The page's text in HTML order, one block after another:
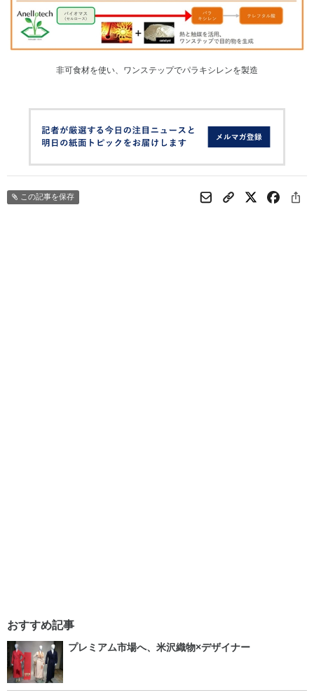
非可食材を使い、ワンステップでパラキシレンを製造
この記事を保存
おすすめ記事
プレミアム市場へ、米沢織物×デザイナー